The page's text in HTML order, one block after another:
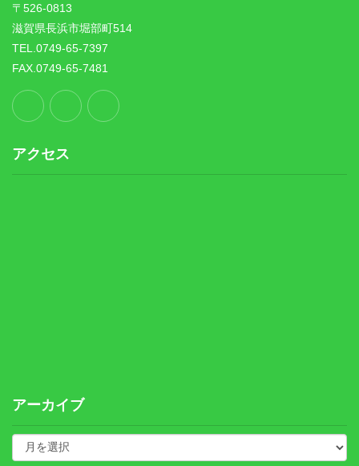
〒526-0813
滋賀県長浜市堀部町514
TEL.0749-65-7397
FAX.0749-65-7481
アクセス
アーカイブ